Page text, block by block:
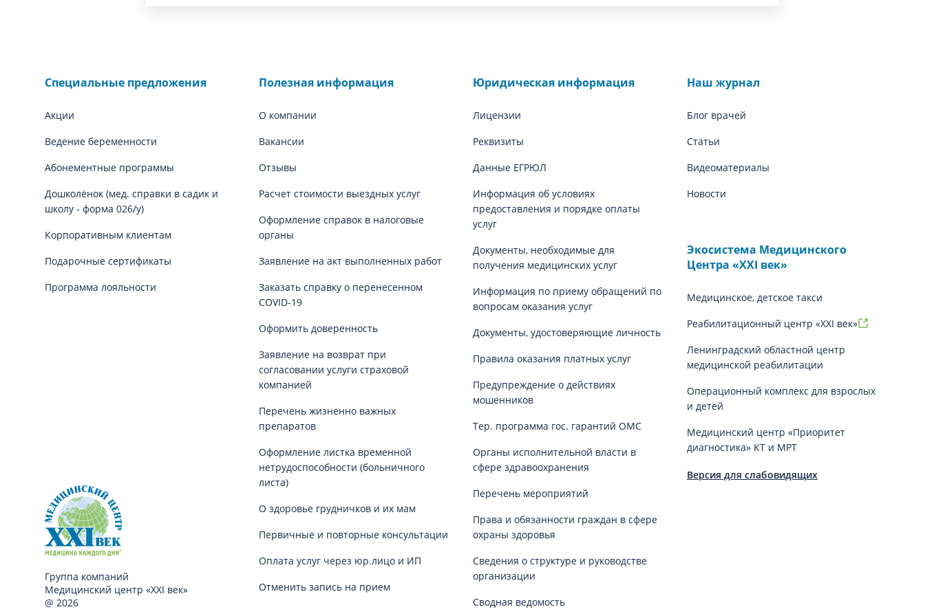
Специальные предложения
Акции
Ведение беременности
Абонементные программы
Дошколёнок (мед. справки в садик и
школу - форма 026/у)
Корпоративным клиентам
Подарочные сертификаты
Программа лояльности
Группа компаний
Медицинский центр «XXI век»
@ 2026
Полезная информация
О компании
Вакансии
Отзывы
Расчет стоимости выездных услуг
Оформление справок в налоговые
органы
Заявление на акт выполненных работ
Заказать справку о перенесенном
COVID-19
Оформить доверенность
Заявление на возврат при
согласовании услуги страховой
компанией
Перечень жизненно важных
препаратов
Оформление листка временной
нетрудоспособности (больничного
листа)
О здоровье грудничков и их мам
Первичные и повторные консультации
Оплата услуг через юр.лицо и ИП
Отменить запись на прием
Юридическая информация
Лицензии
Реквизиты
Данные ЕГРЮЛ
Информация об условиях
предоставления и порядке оплаты
услуг
Документы, необходимые для
получения медицинских услуг
Информация по приему обращений по
вопросам оказания услуг
Документы, удостоверяющие личность
Правила оказания платных услуг
Предупреждение о действиях
мошенников
Тер. программа гос. гарантий ОМС
Органы исполнительной власти в
сфере здравоохранения
Перечень мероприятий
Права и обязанности граждан в сфере
охраны здоровья
Сведения о структуре и руководстве
организации
Сводная ведомость
Наш журнал
Блог врачей
Статьи
Видеоматериалы
Новости
Экосистема Медицинского
Центра «‎XXI век»
Медицинское, детское такси
Реабилитационный центр «XXI век»
Ленинградский областной центр
медицинской реабилитации
Операционный комплекс для взрослых
и детей
Медицинский центр «Приоритет
диагностика» КТ и МРТ
Версия для слабовидящих